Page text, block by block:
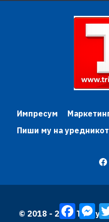
Импресум
Пиши му на уредникот
© 2018 - 2026